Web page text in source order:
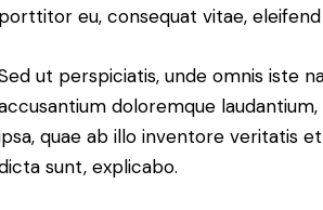
porttitor eu, consequat vitae, eleifend
ut perspiciatis, unde omnis iste
doloremque
quae ab illo inventore veritatis
sunt, explicabo.